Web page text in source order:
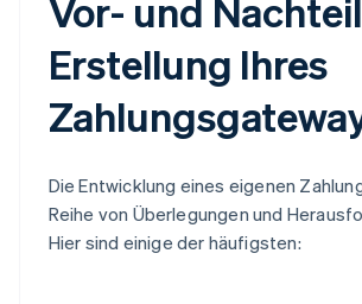
Vor- und
Erstellung Ihres
Die Entwicklung eines eigenen
Reihe von Überlegungen und
Hier sind einige der häufigsten: